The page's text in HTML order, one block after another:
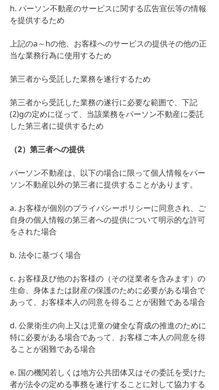
h. パーソン不動産のサービスに関する広告宣伝等の情報
を提供するため
上記のa～hの他、お客様へのサービスの提供その他の正
当な業務行為に使用するため
第三者から受託した業務を遂行するため
第三者から受託した業務の遂行に必要な範囲で、下記
(2)gの定めに従って、当該業務をパーソン不動産に委託
した第三者に提供するため
（2）第三者への提供
パーソン不動産は、以下の場合に限って個人情報をパー
ソン不動産以外の第三者に提供することがあります。
a. お客様が個別のプライバシーポリシーに同意され、ご
自身の個人情報の第三者への提供について明示的な許可
をされた場合
b. 法令に基づく場合
c. お客様及び他のお客様の（その従業者を含みます）の
生命、身体または財産の保護のために必要がある場合で
あって、お客様本人の同意を得ることが困難である場合
d. 公衆衛生の向上又は児童の健全な育成の推進のために
特に必要がある場合であって、お客様ご本人の同意を得
ることが困難である場合
e. 国の機関若しくは地方公共団体又はその委託を受けた
者が法令の定める事務を遂行することに対して協力する